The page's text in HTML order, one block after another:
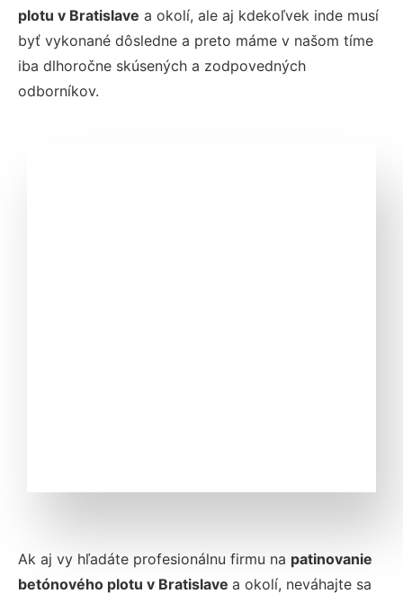
plotu v Bratislave a okolí, ale aj kdekoľvek inde musí
byť vykonané dôsledne a preto máme v našom tíme
iba dlhoročne skúsených a zodpovedných
odborníkov.
Ak aj vy hľadáte profesionálnu firmu na patinovanie
betónového plotu v Bratislave a okolí, neváhajte sa